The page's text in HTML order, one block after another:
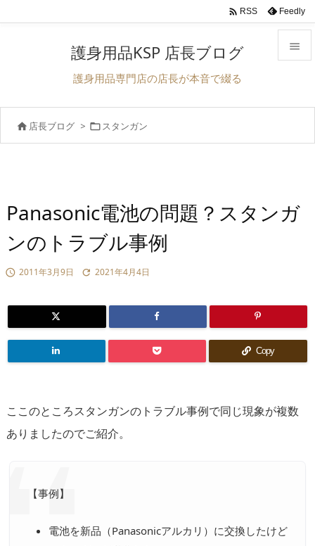


検索
 RSS Feedly
護身用品KSP 店長ブログ
護身用品専門店の店長が本音で綴る
 店長ブログ > スタンガン
Panasonic電池の問題？スタンガ
ンのトラブル事例
 2011年3月9日  2021年4月4日
Copy
ここのところスタンガンのトラブル事例で同じ現象が複数
ありましたのでご紹介。
【事例】
電池を新品（Panasonicアルカリ）に交換したけど